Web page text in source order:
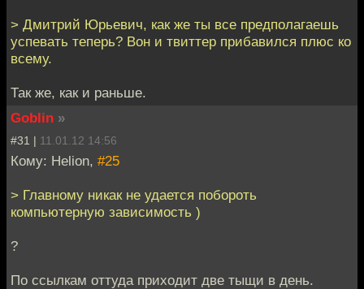
> Дмитрий Юрьевич, как же ты все предполагаешь
успевать теперь? Вон и твиттер прибавился плюс ко
всему.
Так же, как и раньше.
Goblin »
#31 | 11.01.12 14:56
Кому: Helion, #25
> Главному никак не удается побороть
компьютерную зависимость )
?
По ссылкам оттуда приходит две тыщи в день.